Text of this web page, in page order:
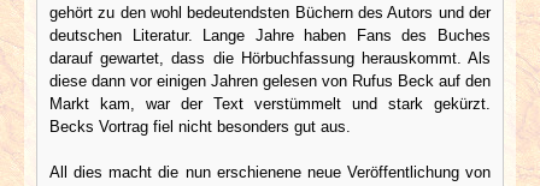
gehört zu den wohl bedeutendsten Büchern des Autors und der
deutschen Literatur. Lange Jahre haben Fans des Buches
darauf gewartet, dass die Hörbuchfassung herauskommt. Als
diese dann vor einigen Jahren gelesen von Rufus Beck auf den
Markt kam, war der Text verstümmelt und stark gekürzt.
Becks Vortrag fiel nicht besonders gut aus.
All dies macht die nun erschienene neue Veröffentlichung von